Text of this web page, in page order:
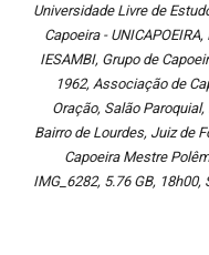
Universidade Livre de
Capoeira -
IESAMBI, Grupo de
1962, Associação de
Oração, Salão
Bairro de Lourdes, Juiz de
Capoeira Mestre
IMG_6282, 5.76 GB,